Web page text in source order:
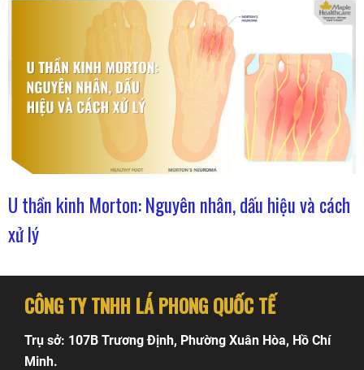
U thần kinh Morton: Nguyên nhân, dấu hiệu và cách
xử lý
CÔNG TY TNHH LÁ PHONG QUỐC TẾ
Trụ sở: 107B Trương Định, Phường Xuân Hòa, Hồ Chí
Minh.